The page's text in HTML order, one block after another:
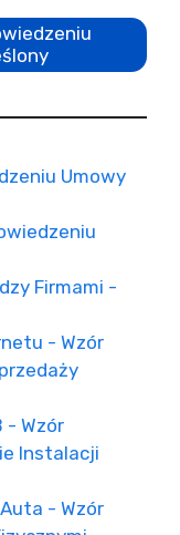
Umowy
Firmami -
- Wzór
- Wzór
Instalacji
- Wzór